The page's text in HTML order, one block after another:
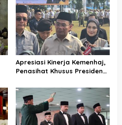
sebagai Komoditas
Apresiasi Kinerja Kemenhaj,
Penasihat Khusus Presiden
Penyelenggaraan Haji
Berjalan Baik